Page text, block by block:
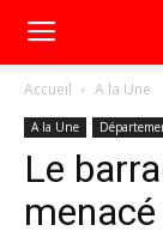
Accueil A la Une
A la Une
Le